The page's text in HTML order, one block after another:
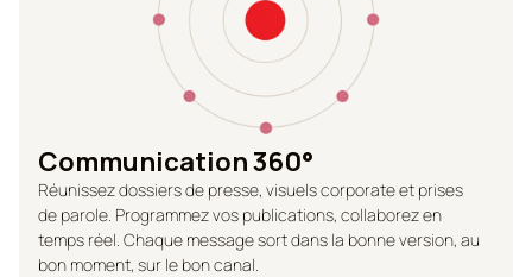
Communication 360°
Réunissez dossiers de presse, visuels corporate et prises
de parole. Programmez vos publications, collaborez en
temps réel. Chaque message sort dans la bonne version, au
bon moment, sur le bon canal.